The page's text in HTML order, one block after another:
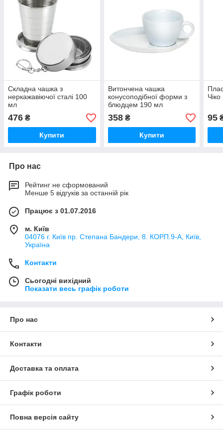
Складна чашка з
неркажавіючої сталі 100
мл
476 ₴
Купити
Витончена чашка
конусоподібної форми з
блюдцем 190 мл
358₴
Купити
Чіко
95
Про нас
Рейтинг не сформований
Менше 5 відгуків за останній рік
Працює з 01.07.2016
м. Київ
04076 г. Київ пр. Степана Бандери, 8. КОРП.9-А, Київ,
Україна
Контакти
Сьогодні вихідний
Показати весь графік роботи
Про нас
Контакти
Доставка та оплата
Графік роботи
Повна версія сайту